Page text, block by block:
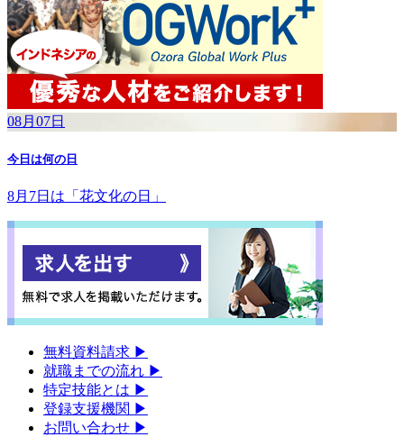
08月07日
今日は何の日
8月7日は「花文化の日」
無料資料請求 ▶︎
就職までの流れ ▶︎
特定技能とは ▶︎
登録支援機関 ▶︎
お問い合わせ ▶︎